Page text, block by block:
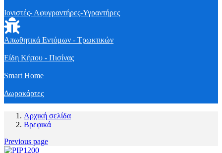
Ιονιστές- Αφυγραντήρες-Υγραντήρες
Απωθητικά Εντόμων - Τρωκτικών
Είδη Κήπου - Πισίνας
Smart Home
Δωροκάρτες
Αρχική σελίδα
Βρεφικά
Previous page